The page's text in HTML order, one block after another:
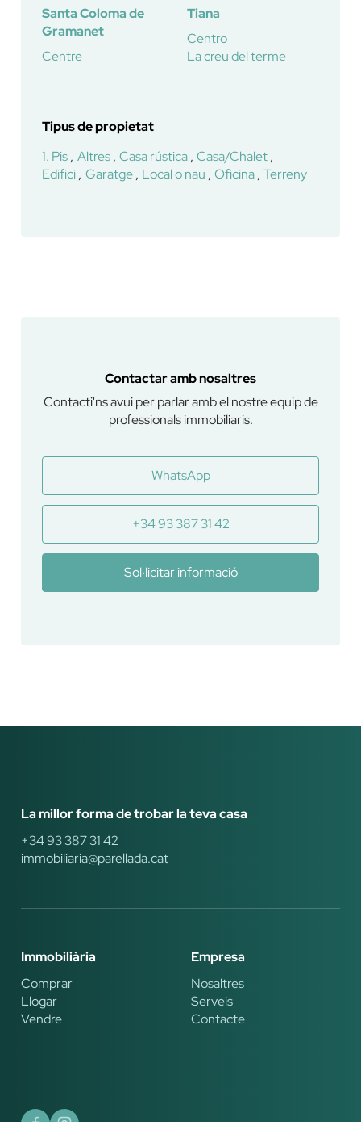
Santa Coloma de
Gramanet
Centre
Tiana
Centro
La creu del terme
Tipus de propietat
1. Pis Altres Casa rústica Casa/Chalet
Edifici Garatge Local o nau Oficina Terreny
Contactar amb nosaltres
Contacti'ns avui per parlar amb el nostre equip de
professionals immobiliaris.
WhatsApp
+34 93 387 31 42
Sol·licitar informació
La millor forma de trobar la teva casa
+34 93 387 31 42
immobiliaria@parellada.cat
Immobiliària
Comprar
Llogar
Vendre
Empresa
Nosaltres
Serveis
Contacte